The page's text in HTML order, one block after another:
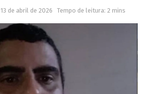
13 de abril de 2026 Tempo de leitura: 2 mins